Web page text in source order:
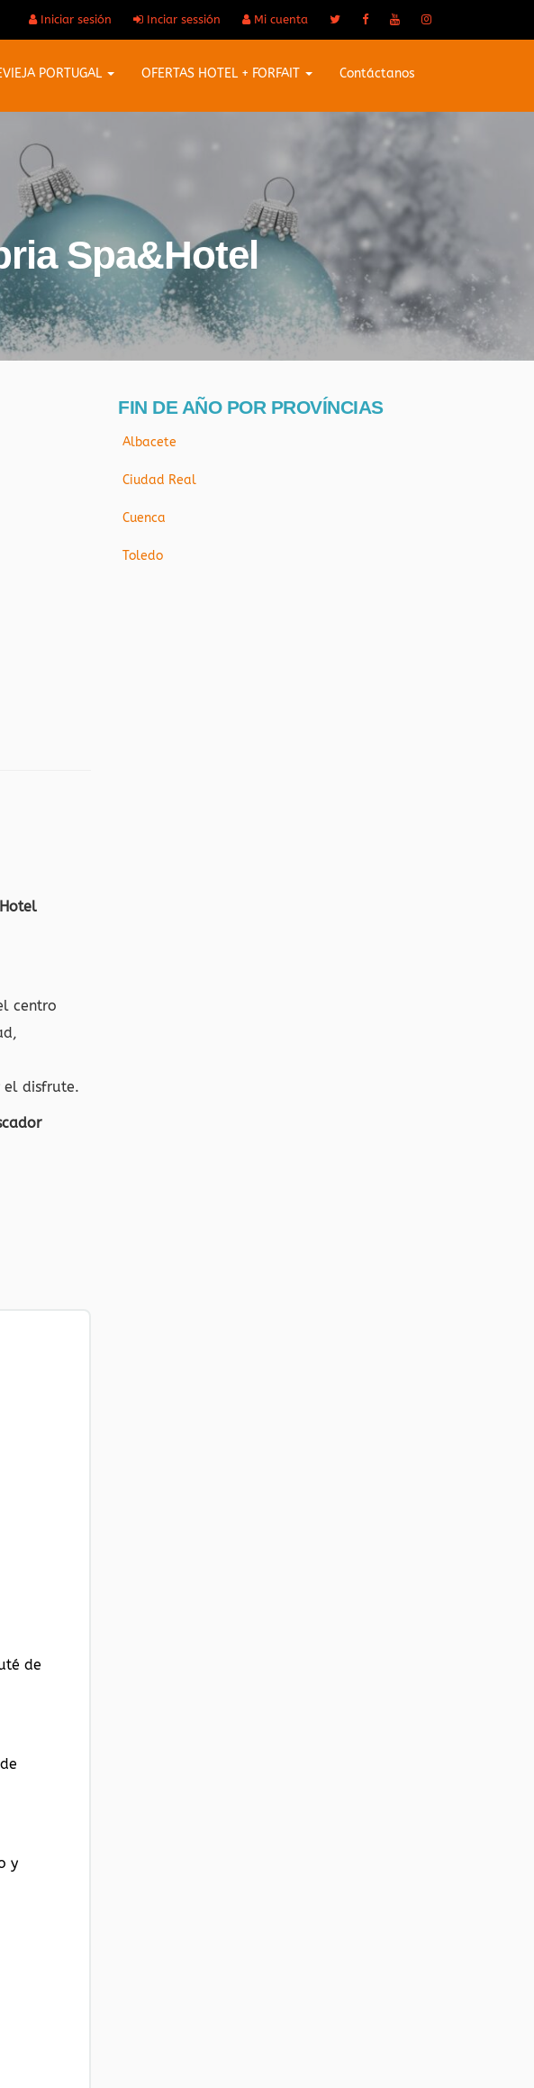
Iniciar sesión Inciar sessión Mi cuenta
PORTUGAL OFERTAS HOTEL + FORFAIT Contáctanos
Spa&Hotel
centro
el disfrute.
de
y
FIN DE AÑO POR PROVÍNCIAS
Albacete
Ciudad Real
Cuenca
Toledo